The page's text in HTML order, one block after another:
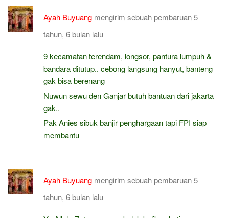
Ayah Buyuang mengirim sebuah pembaruan5
tahun, 6 bulan lalu
9 kecamatan terendam, longsor, pantura lumpuh &
bandara ditutup.. cebong langsung hanyut, banteng
gak bisa berenang
Nuwun sewu den Ganjar butuh bantuan dari jakarta
gak..
Pak Anies sibuk banjir penghargaan tapi FPI siap
membantu
Ayah Buyuang mengirim sebuah pembaruan5
tahun, 6 bulan lalu